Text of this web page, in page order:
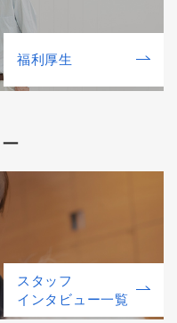
福利厚⽣
スタッフ
インタビュー一覧